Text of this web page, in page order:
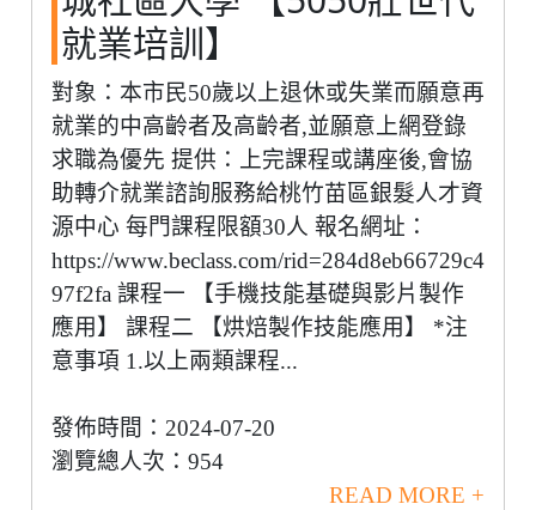
就業培訓】
對象：本市民50歲以上退休或失業而願意再
就業的中高齡者及高齡者,並願意上網登錄
求職為優先 提供：上完課程或講座後,會協
助轉介就業諮詢服務給桃竹苗區銀髮人才資
源中心 每門課程限額30人 報名網址：
https://www.beclass.com/rid=284d8eb66729c4
97f2fa 課程一 【手機技能基礎與影片製作
應用】 課程二 【烘焙製作技能應用】 *注
意事項 1.以上兩類課程...
發佈時間：2024-07-20
瀏覽總人次：954
READ MORE +